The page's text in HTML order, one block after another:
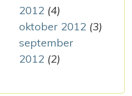
2012 (4)
oktober 2012 (3)
september
2012 (2)